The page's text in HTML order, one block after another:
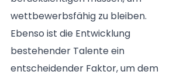
wettbewerbsfähig zu bleiben.
Ebenso ist die Entwicklung
bestehender Talente ein
entscheidender Faktor, um dem